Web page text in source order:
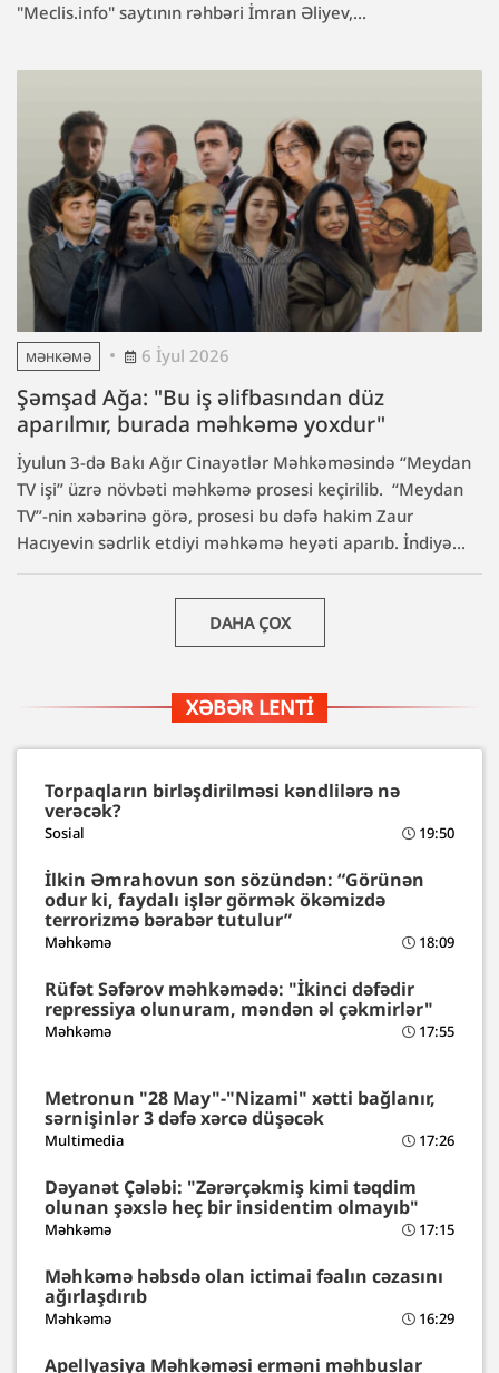
"Meclis.info" saytının rəhbəri İmran Əliyev,...
MƏHKƏMƏ 6 İyul 2026
Şəmşad Ağa: "Bu iş əlifbasından düz
aparılmır, burada məhkəmə yoxdur"
İyulun 3-də Bakı Ağır Cinayətlər Məhkəməsində “Meydan
TV işi” üzrə növbəti məhkəmə prosesi keçirilib. “Meydan
TV”-nin xəbərinə görə, prosesi bu dəfə hakim Zaur
Hacıyevin sədrlik etdiyi məhkəmə heyəti aparıb. İndiyə...
DAHA ÇOX
XƏBƏR LENTI
Torpaqların birləşdirilməsi kəndlilərə nə
verəcək?
Sosial 19:50
İlkin Əmrahovun son sözündən: “Görünən
odur ki, faydalı işlər görmək ökəmizdə
terrorizmə bərabər tutulur”
Məhkəmə 18:09
Rüfət Səfərov məhkəmədə: "İkinci dəfədir
repressiya olunuram, məndən əl çəkmirlər"
Məhkəmə 17:55
Metronun "28 May"-"Nizami" xətti bağlanır,
sərnişinlər 3 dəfə xərcə düşəcək
Multimedia 17:26
Dəyanət Çələbi: "Zərərçəkmiş kimi təqdim
olunan şəxslə heç bir insidentim olmayıb"
Məhkəmə 17:15
Məhkəmə həbsdə olan ictimai fəalın cəzasını
ağırlaşdırıb
Məhkəmə 16:29
Apellyasiya Məhkəməsi erməni məhbuslar